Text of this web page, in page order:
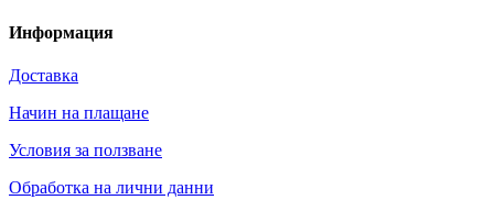
Информация
Доставка
Начин на плащане
Условия за ползване
Обработка на лични данни